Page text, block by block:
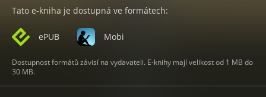
Tato e-kniha je dostupná ve formátech:
ePUB Mobi
Dostupnost formátů závisí na vydavateli. E-knihy mají velikost od 1 MB do
30 MB.